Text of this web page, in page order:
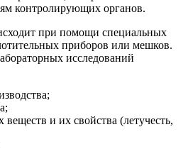
контролирующих органов.
при помощи специальных
приборов или мешков.
исследований
и их свойства (летучесть,